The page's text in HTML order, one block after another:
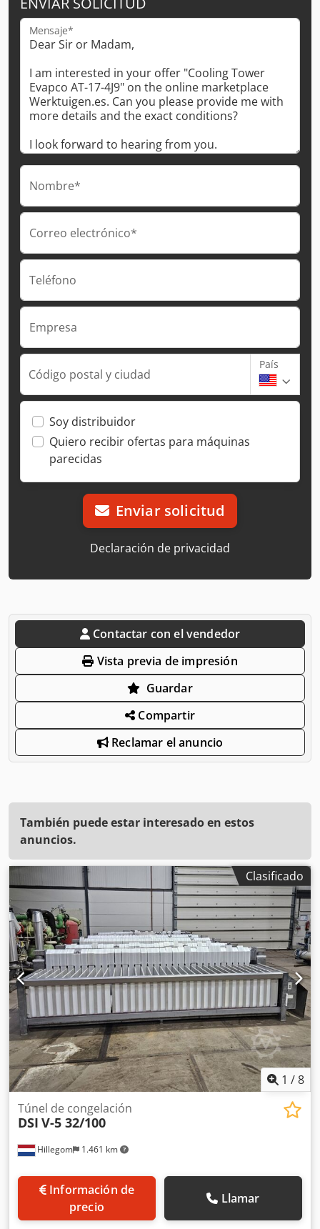
Mensaje*
Nombre*
Correo electrónico*
Teléfono
Empresa
Código postal y ciudad
País
Soy distribuidor
Quiero recibir ofertas para máquinas
parecidas
Enviar solicitud
Declaración de privacidad
Contactar con el vendedor
Vista previa de impresión
Guardar
Compartir
Reclamar el anuncio
También puede estar interesado en estos
anuncios.
Clasificado
1 /8
Hillegom 1.461 km
Túnel de congelación
DSI V-5 32/100
Información de
precio
Llamar